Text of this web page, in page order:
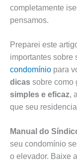
completamente
pensamos.
Preparei este
importantes sobre
condomínio para
dicas sobre como
simples e eficaz,
que seu
Manual do
seu condomínio
o elevador. Baixe